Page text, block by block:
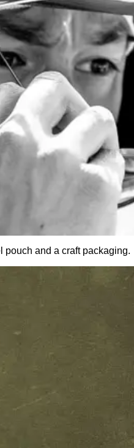
pouch and a craft packaging.